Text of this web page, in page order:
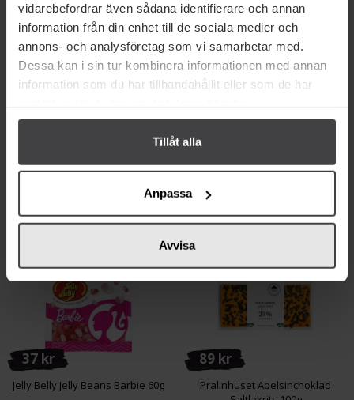
vidarebefordrar även sådana identifierare och annan
information från din enhet till de sociala medier och
annons- och analysföretag som vi samarbetar med.
Dessa kan i sin tur kombinera informationen med annan
information som du har tillhandahållit eller som de har
Tillåt alla
Anpassa
Avvisa
327 kr
Almondeli Friterade & Saltade
Marconamandlar 1kg
29 kr
Delicato Mazarin 4-pack 220g
Andra köper även
37 kr
Jelly Belly Jelly Beans Barbie 60g
89 kr
Pralinhuset Apelsinchoklad